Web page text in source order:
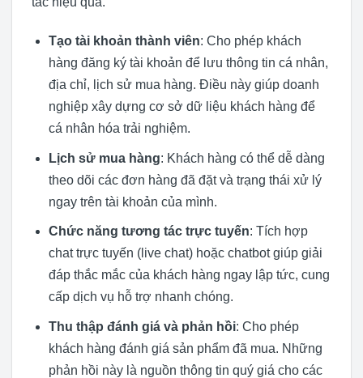
Tạo tài khoản thành viên: Cho phép khách
hàng đăng ký tài khoản để lưu thông tin cá nhân,
địa chỉ, lịch sử mua hàng. Điều này giúp doanh
nghiệp xây dựng cơ sở dữ liệu khách hàng để
cá nhân hóa trải nghiệm.
Lịch sử mua hàng: Khách hàng có thể dễ dàng
theo dõi các đơn hàng đã đặt và trạng thái xử lý
ngay trên tài khoản của mình.
Chức năng tương tác trực tuyến: Tích hợp
chat trực tuyến (live chat) hoặc chatbot giúp giải
đáp thắc mắc của khách hàng ngay lập tức, cung
cấp dịch vụ hỗ trợ nhanh chóng.
Thu thập đánh giá và phản hồi: Cho phép
khách hàng đánh giá sản phẩm đã mua. Những
phản hồi này là nguồn thông tin quý giá cho các